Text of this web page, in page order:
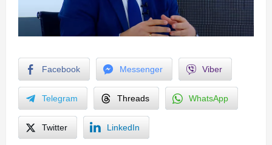
Facebook Messenger Viber
Telegram Threads WhatsApp
Twitter LinkedIn